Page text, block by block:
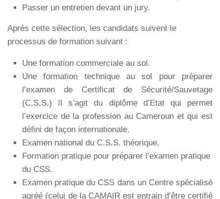
Passer un entretien devant un jury.
Après cette sélection, les candidats suivent le
processus de formation suivant :
Une formation commerciale au sol.
Une formation technique au sol pour préparer
l’examen de Certificat de Sécurité/Sauvetage
(C.S.S.) Il s’agit du diplôme d’Etat qui permet
l’exercice de la profession au Cameroun et qui est
défini de façon internationale.
Examen national du C.S.S. théorique.
Formation pratique pour préparer l’examen pratique
du CSS.
Examen pratique du CSS dans un Centre spécialisé
agréé (celui de la CAMAIR est entrain d’être certifié